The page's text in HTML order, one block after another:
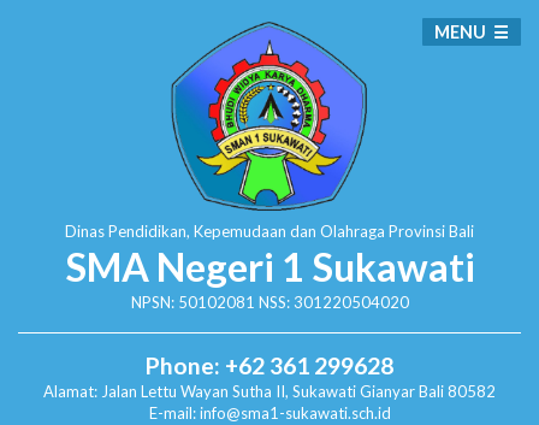
Dinas Pendidikan, Kepemudaan dan Olahraga Provinsi Bali
SMA Negeri 1 Sukawati
NPSN: 50102081 NSS: 301220504020
Phone: +62 361 299628
Alamat: Jalan Lettu Wayan Sutha II, SukawatiGianyar Bali 80582
E-mail: info@sma1-sukawati.sch.id
MENU